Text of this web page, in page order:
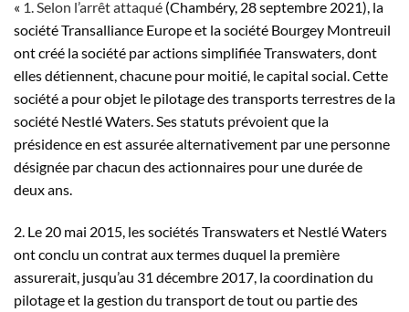
« 1. Selon l’arrêt attaqué (Chambéry, 28 septembre 2021), la
société Transalliance Europe et la société Bourgey Montreuil
ont créé la société par actions simplifiée Transwaters, dont
elles détiennent, chacune pour moitié, le capital social. Cette
société a pour objet le pilotage des transports terrestres de la
société Nestlé Waters. Ses statuts prévoient que la
présidence en est assurée alternativement par une personne
désignée par chacun des actionnaires pour une durée de
deux ans.
2. Le 20 mai 2015, les sociétés Transwaters et Nestlé Waters
ont conclu un contrat aux termes duquel la première
assurerait, jusqu’au 31 décembre 2017, la coordination du
pilotage et la gestion du transport de tout ou partie des